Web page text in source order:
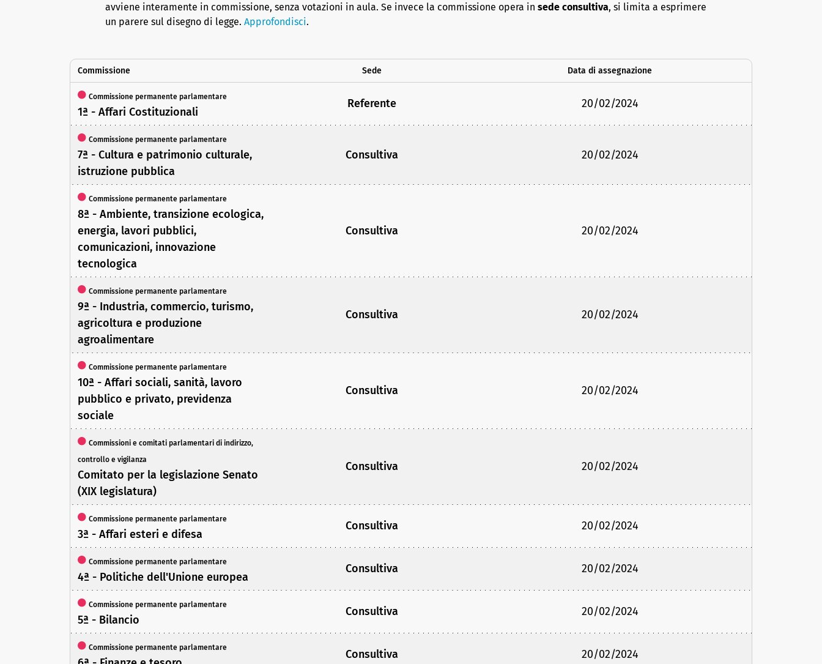
avviene interamente in commissione, senza votazioni in aula. Se invece la commissione opera in sede consultiva, si limita a esprimere
un parere sul disegno di legge. Approfondisci.
Commissione Sede Data di assegnazione
Commissione permanente parlamentare
1ª - Affari Costituzionali
Referente 20/02/2024
Commissione permanente parlamentare
7ª - Cultura e patrimonio culturale,
istruzione pubblica
Consultiva 20/02/2024
Commissione permanente parlamentare
8ª - Ambiente, transizione ecologica,
energia, lavori pubblici,
comunicazioni, innovazione
tecnologica
Consultiva 20/02/2024
Commissione permanente parlamentare
9ª - Industria, commercio, turismo,
agricoltura e produzione
agroalimentare
Consultiva 20/02/2024
Commissione permanente parlamentare
10ª - Affari sociali, sanità, lavoro
pubblico e privato, previdenza
sociale
Consultiva 20/02/2024
Commissioni e comitati parlamentari di indirizzo,
controllo e vigilanza
Comitato per la legislazione Senato
(XIX legislatura)
Consultiva 20/02/2024
Commissione permanente parlamentare
3ª - Affari esteri e difesa
Consultiva 20/02/2024
Commissione permanente parlamentare
4ª - Politiche dell'Unione europea
Consultiva 20/02/2024
Commissione permanente parlamentare
5ª - Bilancio
Consultiva 20/02/2024
Commissione permanente parlamentare Consultiva 20/02/2024